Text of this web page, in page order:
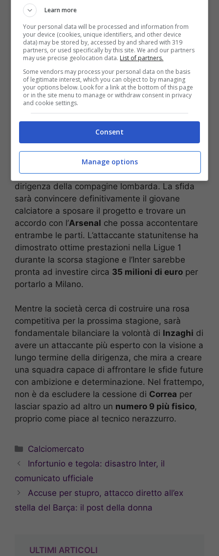
Inter, piace Folarin Balogun dell’Arsenal: i dettagli (Ansa) –
stopandgoal.net
Il profilo di FolarinBalogunsembra
corrispondere alle ambizioni dell’Inter, che
desidera un
per rafforzare la propria rosa.
L’Inter è pronta ad affrontare il mercato alla
ricerca di un nuovo attaccante ed il classe 2001
rappresenta un’opzione allettante per la
dirigenza della compagine lombarda. La sfida
sarà convincere definitivamente il giovane
calciatore a sposare il progetto e trovare un
accordo con l’Arsenal che possa accontentare
entrambe le parti. L’attaccante statunitense ha
dimostrato ottime prestazioni nella Ligue 1
durante la scorsa stagione e l’Inter sarebbe
pronta ad investire circa 35 milioni di euro per
portarlo a Milano.
Mentre la società cerca di costruire una rosa
competitiva per la prossima stagione, sarà
fondamentale bilanciare la volontà di Inzaghi di
avere un attaccante più esperto con la visione a
lungo termine della dirigenza, che mira a creare
una squadra capace di affrontare le sfide future
con ambizione e determinazione. Nel frattempo,
non è da escludere la cessione di Correa per
lasciar spazio ad altro un numero 9 più fisico,
proprio come piace al tecnico nerazzurro.
Categorie
Calciomercato
Infortunio e tegola: disastro Inter, il
comunicato ufficiale
Accuse per stupro, attacco diretto all’ex
stella del Barça: il post della donna
ULTIMI ARTICOLI
Learn more
Your personal data will be processed and information from
your device (cookies, unique identifiers, and other device
data) may be stored by, accessed by and shared with 319
partners, or used specifically by this site. We and our partners
may use precise geolocation data. List of partners.
Some vendors may process your personal data on the basis
of legitimate interest, which you can object to by managing
your options below. Look for a link at the bottom of this page
or in the site menu to manage or withdraw consent in privacy
and cookie settings.
Consent
Manage options